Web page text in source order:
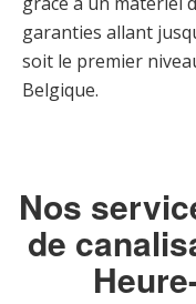
garanties allant
soit le premier
Belgique.
Nos
de